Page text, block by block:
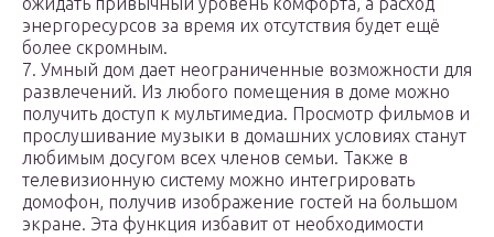
энергоресурсов за время их отсутствия будет ещё
более скромным.
7. Умный дом дает неограниченные возможности для
развлечений. Из любого помещения в доме можно
получить доступ к мультимедиа. Просмотр фильмов и
прослушивание музыки в домашних условиях станут
любимым досугом всех членов семьи. Также в
телевизионную систему можно интегрировать
домофон, получив изображение гостей на большом
экране. Эта функция избавит от необходимости